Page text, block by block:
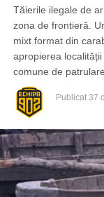
Tăierile ilegale de
zona de frontieră.
mixt format din
apropierea
comune de
Publicat 37